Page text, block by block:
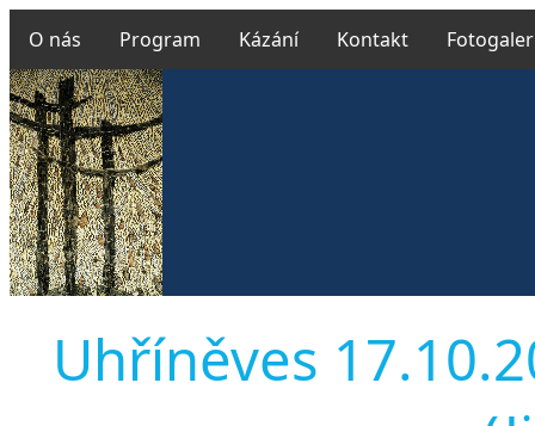
O nás Program Kázání Kontakt
Uhříněves